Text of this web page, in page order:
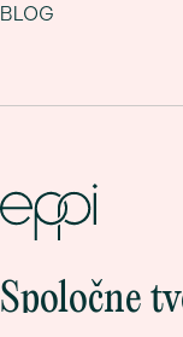
BLOG
Spoločne